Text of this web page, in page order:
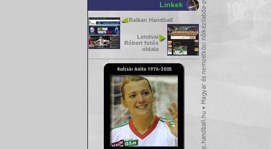
Linkek
Balkan Handball
Lendvai
Róbert fotós
oldala